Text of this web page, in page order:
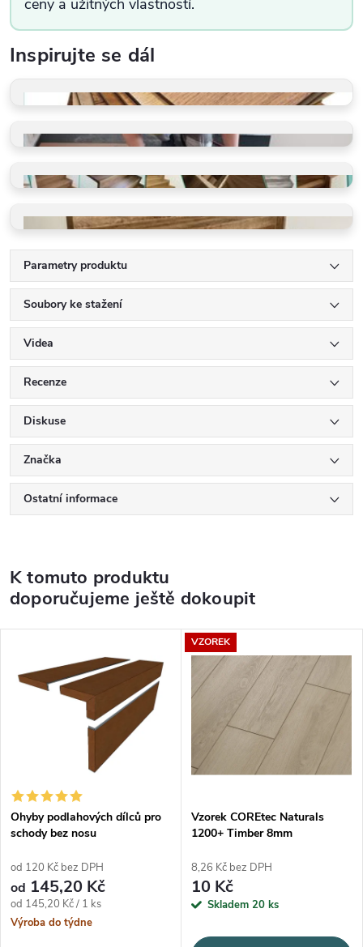
ceny a užitných vlastností.
Inspirujte se dál
Dotkněte se kvality
Rychle a precizně
Schody, podlahy, detaily
Parametry produktu
Soubory ke stažení
Videa
Recenze
Diskuse
Značka
Ostatní informace
K tomuto produktu
doporučujeme ještě dokoupit
Ohyby podlahových dílců pro
schody bez nosu
od 120 Kč bez DPH
od 145,20 Kč
Měrná cena:
od 145,20 Kč / 1 ks
Výroba do týdne
VZOREK
Vzorek COREtec Naturals
1200+ Timber 8mm
8,26 Kč bez DPH
10 Kč
Skladem 20 ks